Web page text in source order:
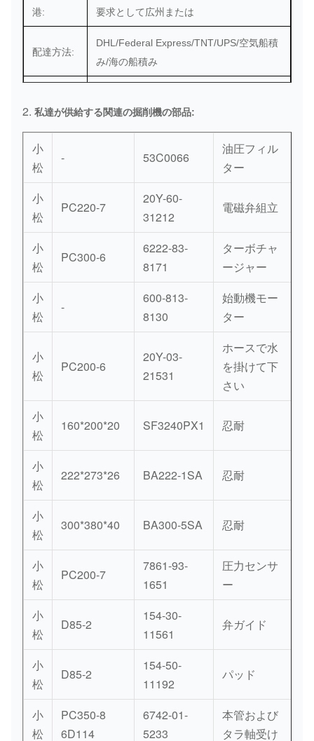
港: 要求として広州または
配達方法:
DHL/Federal Express/TNT/UPS/空気船積
み/海の船積み
2. 私達が供給する関連の掘削機の部品:
小
松
- 53C0066
油圧フィル
ター
小
松
PC220-7
20Y-60-
31212
電磁弁組立
小
松
PC300-6
6222-83-
8171
ターボチャ
ージャー
小
松
-
600-813-
8130
始動機モー
ター
小
松
PC200-6
20Y-03-
21531
ホースで水
を掛けて下
さい
小
松
160*200*20 SF3240PX1 忍耐
小
松
222*273*26 BA222-1SA 忍耐
小
松
300*380*40 BA300-5SA 忍耐
小
松
PC200-7
7861-93-
1651
圧力センサ
ー
小
松
D85-2
154-30-
11561
弁ガイド
小
松
D85-2
154-50-
11192
パッド
小
松
PC350-8
6D114
6742-01-
5233
本管および
タラ軸受け